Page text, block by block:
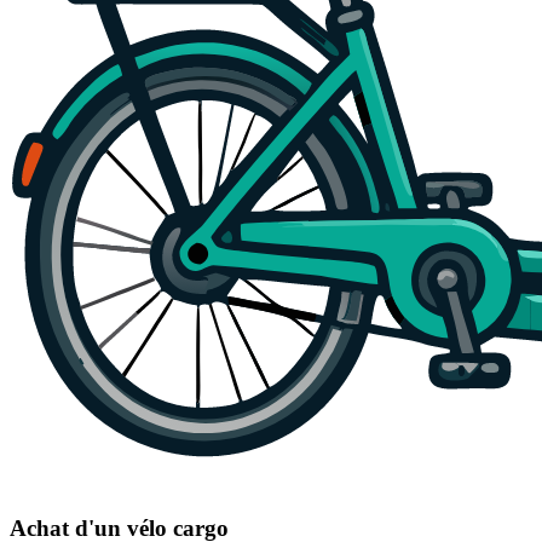
Achat d'un vélo cargo